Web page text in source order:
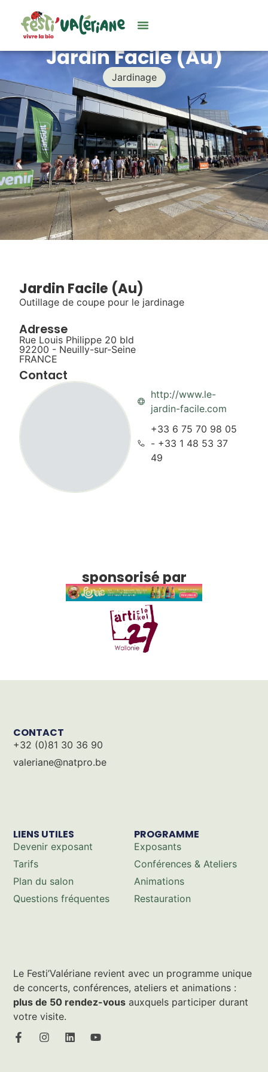
Jardin Facile (Au)
Jardinage
Jardin Facile (Au)
Outillage de coupe pour le jardinage
Adresse
Rue Louis Philippe 20 bld
92200 - Neuilly-sur-Seine
FRANCE
Contact
http://www.le-
jardin-facile.com
+33 6 75 70 98 05
- +33 1 48 53 37
49
sponsorisé par
Le Festi’Valériane revient avec un programme unique
de concerts, conférences, ateliers et animations :
plus de 50 rendez-vous auxquels participer durant
votre visite.
PROGRAMME
Exposants
Conférences & Ateliers
Animations
Restauration
LIENS UTILES
Devenir exposant
Tarifs
Plan du salon
Questions fréquentes
CONTACT
+32 (0)81 30 36 90
valeriane@natpro.be